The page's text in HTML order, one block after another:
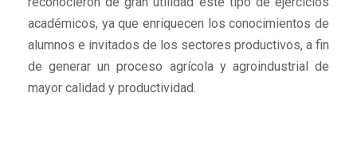
académicos, ya que enriquecen los conocimientos de
alumnos e invitados de los sectores productivos, a fin
de generar un proceso agrícola y agroindustrial de
mayor calidad y productividad.